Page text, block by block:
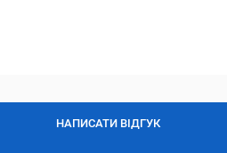
НАПИСАТИ ВІДГУК